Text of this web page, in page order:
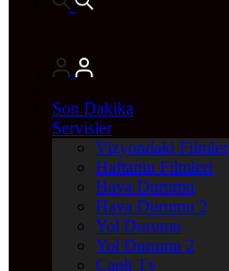
Son Dakika
Servisler
Vizyondaki Filmler
Haftanin Filmleri
Hava Durumu
Hava Durumu 2
Yol Durumu
Yol Durumu 2
Canlı Tv